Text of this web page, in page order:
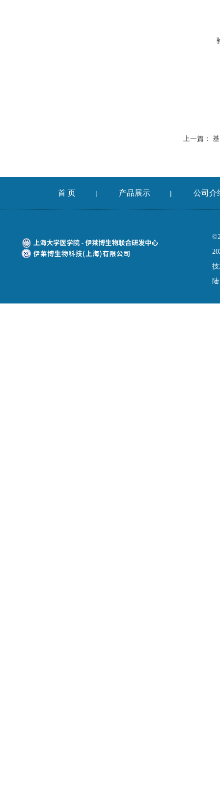
上一篇：
首 页 | 产品展示 | 公司介
陆